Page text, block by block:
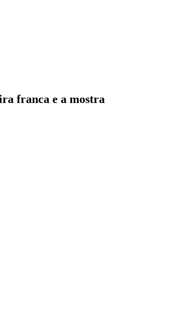
franca e a mostra